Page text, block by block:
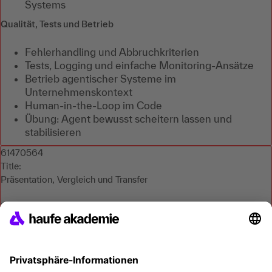
Systems
Qualität, Tests und Betrieb
Fehlerhandling und Abbruchkriterien
Tests, Logging und einfache Monitoring-Ansätze
Betrieb agentischer Systeme im
Unternehmenskontext
Human-in-the-Loop im Code
Übung: Agent bewusst scheitern lassen und
stabilisieren
61470564
Title:
Präsentation, Vergleich und Transfer
Slug:
61470564
Programmatische KI-Agentensysteme mit Claude Code und